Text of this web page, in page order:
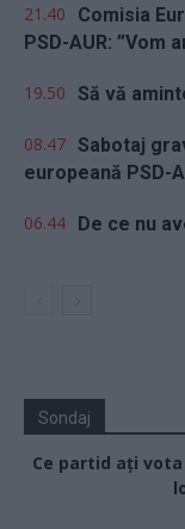
21.40
Comisia
PSD-AUR: ”Vom
19.50 Să vă
08.47 Sabotaj
europeană PSD-
06.44 De ce nu
Sondaj
Ce partid ați